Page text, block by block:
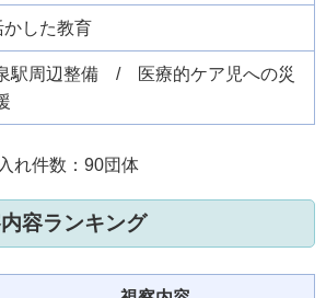
かした教育
駅周辺整備 / 医療的ケア児への災
れ件数：90団体
容ランキング